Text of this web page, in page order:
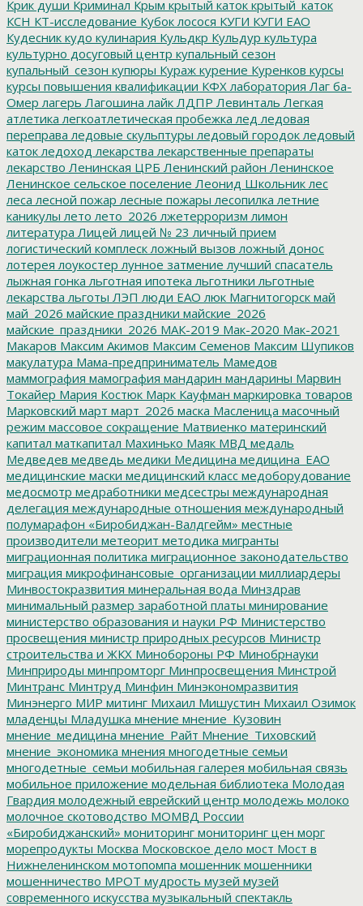
Крик души Криминал Крым крытый каток крытый_каток
КСН КТ-исследование Кубок лосося КУГИ КУГИ ЕАО
Кудесник кудо кулинария Кульдкр Кульдур культура
культурно досуговый центр купальный сезон
купальный_сезон купюры Кураж курение Куренков курсы
курсы повышения квалификации КФХ лаборатория Лаг ба-
Омер лагерь Лагошина лайк ЛДПР Левинталь Легкая
атлетика легкоатлетическая пробежка лед ледовая
переправа ледовые скульптуры ледовый городок ледовый
каток ледоход лекарства лекарственные препараты
лекарство Ленинская ЦРБ Ленинский район Ленинское
Ленинское сельское поселение Леонид Школьник лес
леса лесной пожар лесные пожары лесопилка летние
каникулы лето лето_2026 лжетерроризм лимон
литература Лицей лицей № 23 личный прием
логистический комплеск ложный вызов ложный донос
лотерея лоукостер лунное затмение лучший спасатель
лыжная гонка льготная ипотека льготники льготные
лекарства льготы ЛЭП люди ЕАО люк Магнитогорск май
май_2026 майские праздники майские_2026
майские_праздники_2026 МАК-2019 Мак-2020 Мак-2021
Макаров Максим Акимов Максим Семенов Максим Шупиков
макулатура Мама-предприниматель Мамедов
маммография мамография мандарин мандарины Марвин
Токайер Мария Костюк Марк Кауфман маркировка товаров
Марковский март март_2026 маска Масленица масочный
режим массовое сокращение Матвиенко материнский
капитал маткапитал Махинько Маяк МВД медаль
Медведев медведь медики Медицина медицина_ЕАО
медицинские маски медицинский класс медоборудование
медосмотр медработники медсестры международная
делегация международные отношения международный
полумарафон «Биробиджан-Валдгейм» местные
производители метеорит методика мигранты
миграционная политика миграционное законодательство
миграция микрофинансовые_организации миллиардеры
Минвостокразвития минеральная вода Минздрав
минимальный размер заработной платы минирование
министерство образования и науки РФ Министерство
просвещения министр природных ресурсов Министр
строительства и ЖКХ Минобороны РФ Минобрнауки
Минприроды минпромторг Минпросвещения Минстрой
Минтранс Минтруд Минфин Минэкономразвития
Минэнерго МИР митинг Михаил Мишустин Михаил Озимок
младенцы Младушка мнение мнение_Кузовин
мнение_медицина мнение_Райт Мнение_Тиховский
мнение_экономика мнения многодетные семьи
многодетные_семьи мобильная галерея мобильная связь
мобильное приложение модельная библиотека Молодая
Гвардия молодежный еврейский центр молодежь молоко
молочное скотоводство МОМВД России
«Биробиджанский» мониторинг мониторинг цен морг
морепродукты Москва Московское дело мост Мост в
Нижнеленинском мотопомпа мошенник мошенники
мошенничество МРОТ мудрость музей музей
современного искусства музыкальный спектакль